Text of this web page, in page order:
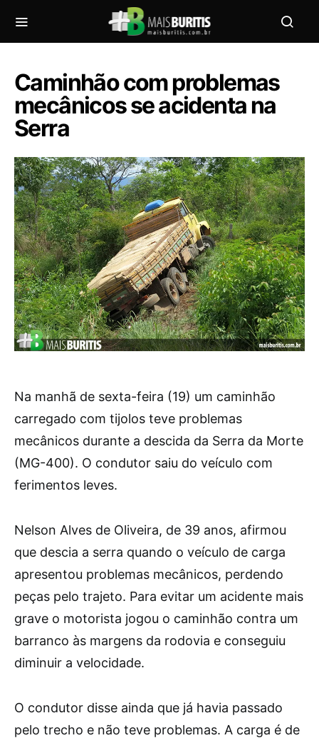
Caminhão com problemas
mecânicos se acidenta na
Serra
Na manhã de sexta-feira (19) um caminhão
carregado com tijolos teve problemas
mecânicos durante a descida da Serra da Morte
(MG-400). O condutor saiu do veículo com
ferimentos leves.
Nelson Alves de Oliveira, de 39 anos, afirmou
que descia a serra quando o veículo de carga
apresentou problemas mecânicos, perdendo
peças pelo trajeto. Para evitar um acidente mais
grave o motorista jogou o caminhão contra um
barranco às margens da rodovia e conseguiu
diminuir a velocidade.
O condutor disse ainda que já havia passado
pelo trecho e não teve problemas. A carga é de